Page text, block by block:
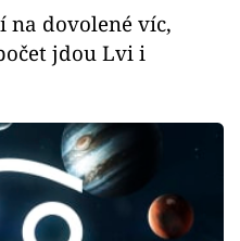
dovolené víc,
jdou Lvi i